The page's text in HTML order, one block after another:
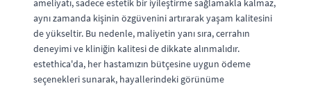
ameliyatı, sadece estetik bir iyileştirme sağlamakla kalmaz,
aynı zamanda kişinin özgüvenini artırarak yaşam kalitesini
de yükseltir. Bu nedenle, maliyetin yanı sıra, cerrahın
deneyimi ve kliniğin kalitesi de dikkate alınmalıdır.
estethica'da, her hastamızın bütçesine uygun ödeme
seçenekleri sunarak, hayallerindeki görünüme